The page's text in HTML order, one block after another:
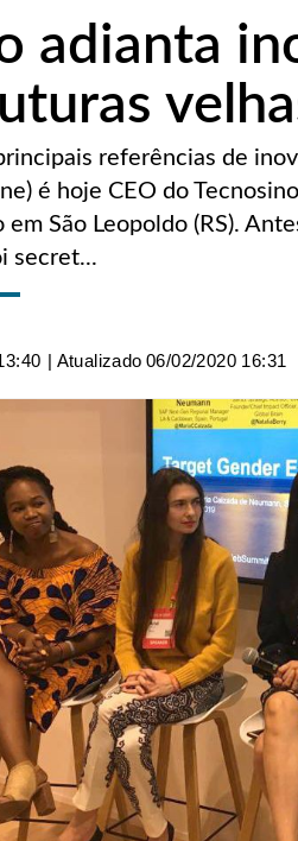
adianta
referências de
é hoje CEO do
em São Leopoldo (RS).
secret...
| Atualizado 06/02/2020 16:31